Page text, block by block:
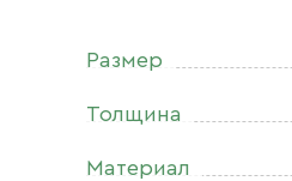
Размер
Толщина
Материал